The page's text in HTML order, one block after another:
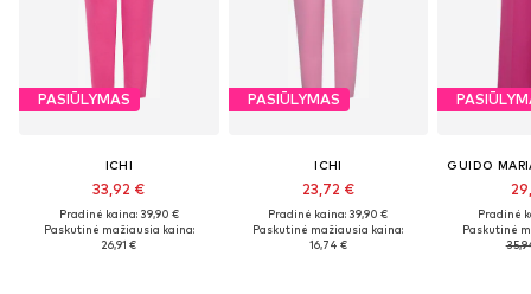
PASIŪLYMAS
ICHI
33,92 €
Pradinė kaina: 39,90 €
Paskutinė mažiausia kaina:
26,91 €
PASIŪLYMAS
ICHI
23,72 €
Pradinė kaina: 39,90 €
Paskutinė mažiausia kaina:
16,74 €
Pradinė
Paskutinė